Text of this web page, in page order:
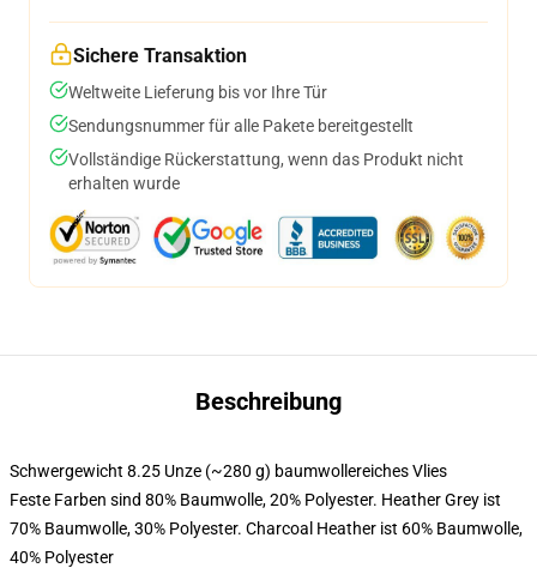
Sichere Transaktion
Weltweite Lieferung bis vor Ihre Tür
Sendungsnummer für alle Pakete bereitgestellt
Vollständige Rückerstattung, wenn das Produkt nicht
erhalten wurde
Beschreibung
Schwergewicht 8.25 Unze (~280 g) baumwollereiches Vlies
Feste Farben sind 80% Baumwolle, 20% Polyester. Heather Grey ist
70% Baumwolle, 30% Polyester. Charcoal Heather ist 60% Baumwolle,
40% Polyester